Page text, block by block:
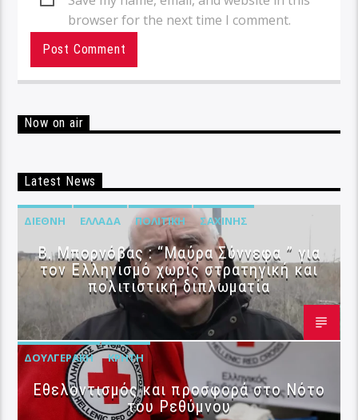
browser for the next time I comment.
Now on air
Latest News
ΔΙΕΘΝΉ ΕΛΛΆΔΑ ΠΟΛΙΤΙΚΉ ΣΑΧΊΝΗΣ
B. Μπορνόβας : “Μαύρα Σύννεφα ” για
τον Ελληνισμό χωρίς στρατηγική και
πολιτιστική διπλωματία
ΔΟΥΛΓΕΡΆΚΗ ΚΡΉΤΗ
Εθελοντισμός και προσφορά στο Νότο
του Ρεθύμνου